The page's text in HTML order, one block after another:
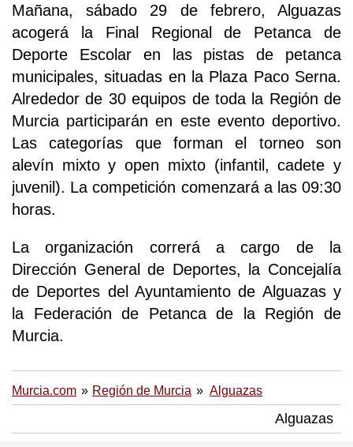
Mañana, sábado 29 de febrero, Alguazas
acogerá la Final Regional de Petanca de
Deporte Escolar en las pistas de petanca
municipales, situadas en la Plaza Paco Serna.
Alrededor de 30 equipos de toda la Región de
Murcia participarán en este evento deportivo.
Las categorías que forman el torneo son
alevín mixto y open mixto (infantil, cadete y
juvenil). La competición comenzará a las 09:30
horas.
La organización correrá a cargo de la
Dirección General de Deportes, la Concejalía
de Deportes del Ayuntamiento de Alguazas y
la Federación de Petanca de la Región de
Murcia.
Murcia.com Región de Murcia Alguazas
Alguazas